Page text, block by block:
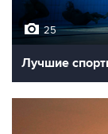
25
Лучшие